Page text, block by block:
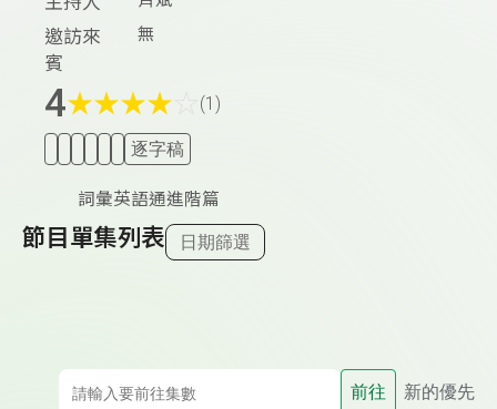
邀訪來
賓
無
4★★★★ (1)
逐字稿
詞彙英語通進階篇
節目單集列表 日期篩選
前往 新的優先